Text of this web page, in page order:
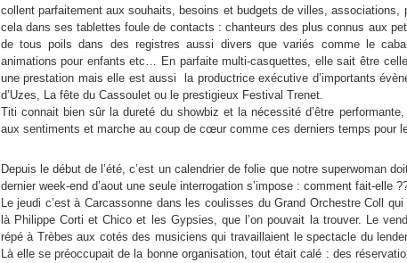
collent parfaitement aux souhaits, besoins et budgets de villes,
cela dans ses tablettes foule de contacts : chanteurs des plus connus aux
de tous poils dans des registres aussi divers que variés comme le
animations pour enfants etc… En parfaite multi-casquettes, elle sait être
une prestation mais elle est aussi la productrice exécutive d’importants
d’Uzes, La fête du Cassoulet ou le prestigieux Festival Trenet.
Titi connait bien sûr la dureté du showbiz et la nécessité d’être
aux sentiments et marche au coup de cœur comme ces derniers temps pour
Depuis le début de l’été, c’est un calendrier de folie que notre superwoman
dernier week-end d’aout une seule interrogation s’impose : comment fait-elle
Le jeudi c’est à Carcassonne dans les coulisses du Grand Orchestre Coll
là Philippe Corti et Chico et les Gypsies, que l’on pouvait la trouver. Le
répé à Trèbes aux cotés des musiciens qui travaillaient le spectacle du
Là elle se préoccupait de la bonne organisation, tout était calé : des